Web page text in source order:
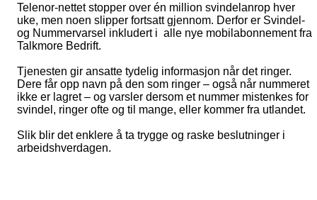
Telenor-nettet stopper over én million svindelanrop hver
uke, men noen slipper fortsatt gjennom. Derfor er Svindel-
og Nummervarsel inkludert i alle nye mobilabonnement fra
Talkmore Bedrift.
Tjenesten gir ansatte tydelig informasjon når det ringer.
Dere får opp navn på den som ringer – også når nummeret
ikke er lagret – og varsler dersom et nummer mistenkes for
svindel, ringer ofte og til mange, eller kommer fra utlandet.
Slik blir det enklere å ta trygge og raske beslutninger i
arbeidshverdagen.